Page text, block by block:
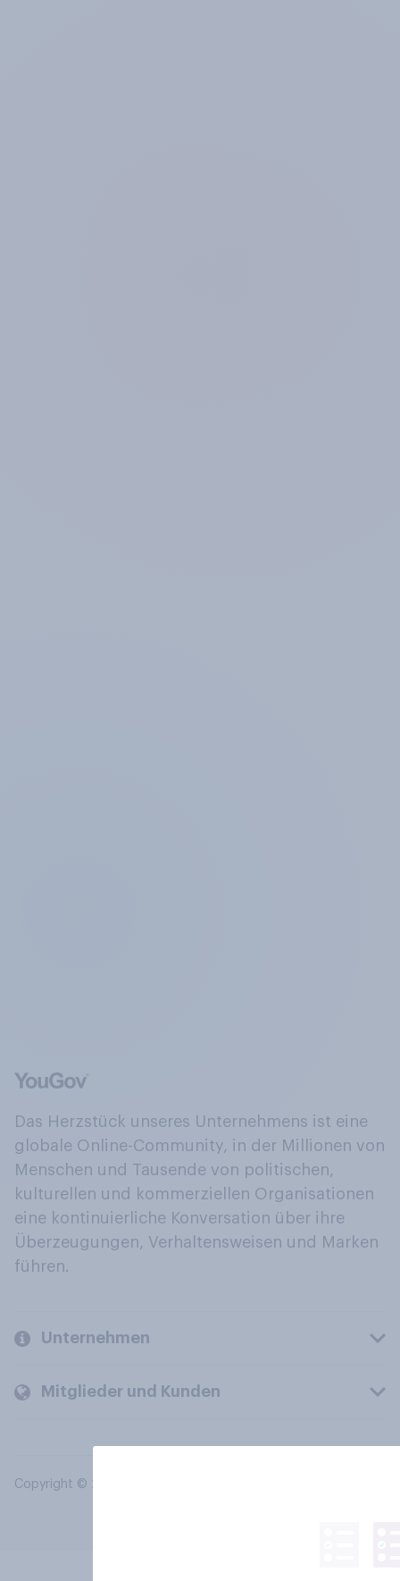
Das Herzstück unseres Unternehmens ist eine
globale Online-Community, in der Millionen von
Menschen und Tausende von politischen,
kulturellen und kommerziellen Organisationen
eine kontinuierliche Konversation über ihre
Überzeugungen, Verhaltensweisen und Marken
führen.
Unternehmen
Mitglieder und Kunden
Copyright © 2026 YouGov PLC. Alle Rechte vorbehalten.